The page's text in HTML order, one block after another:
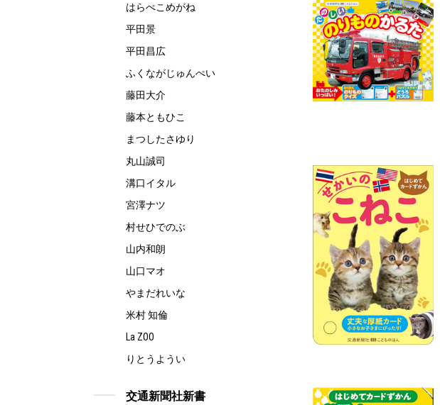
はらぺこめがね
平田景
平田昌広
ふくながじゅんぺい
藤田大介
藤本ともひこ
まつしたさゆり
丸山誠司
溝口イタル
宮澤ナツ
村せひでのぶ
山内和朗
山口マオ
やまだれいな
米村 知倫
La ZOO
りとうようい
交通新聞社新書